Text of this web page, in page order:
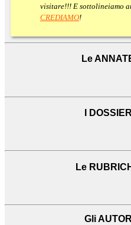
visitare!!! E sottolineiamo
CREDIAMO!
Le
I
Le
Gli